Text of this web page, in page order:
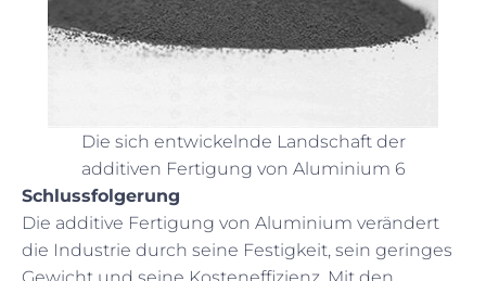
Die sich entwickelnde Landschaft der
additiven Fertigung von Aluminium 6
Schlussfolgerung
Die additive Fertigung von Aluminium verändert
die Industrie durch seine Festigkeit, sein geringes